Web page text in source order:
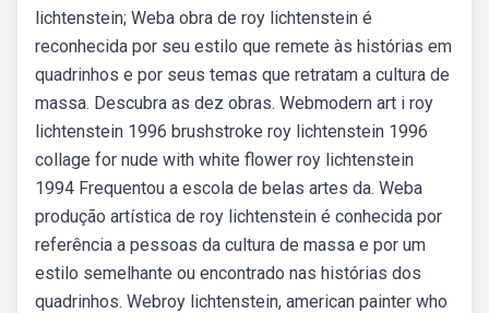
lichtenstein; Weba obra de roy lichtenstein é
reconhecida por seu estilo que remete às histórias em
quadrinhos e por seus temas que retratam a cultura de
massa. Descubra as dez obras. Webmodern art i roy
lichtenstein 1996 brushstroke roy lichtenstein 1996
collage for nude with white flower roy lichtenstein
1994 Frequentou a escola de belas artes da. Weba
produção artística de roy lichtenstein é conhecida por
referência a pessoas da cultura de massa e por um
estilo semelhante ou encontrado nas histórias dos
quadrinhos. Webroy lichtenstein, american painter who